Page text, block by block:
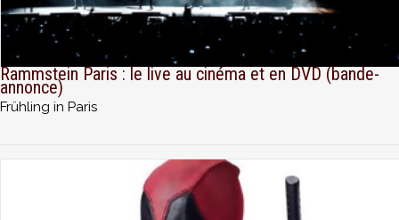
Rammstein Paris : le live au cinéma et en DVD (bande-
annonce)
Frühling in Paris